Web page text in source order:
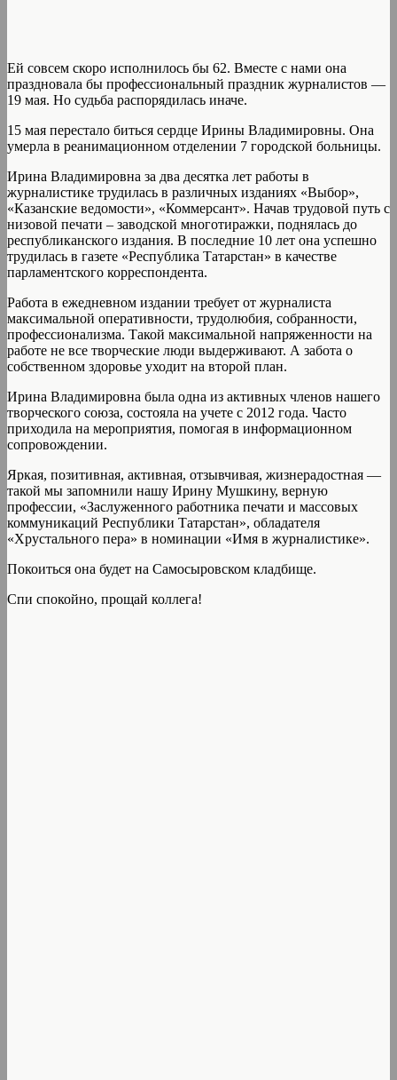
Ей совсем скоро исполнилось бы 62. Вместе с нами она
праздновала бы профессиональный праздник журналистов —
19 мая. Но судьба распорядилась иначе.
15 мая перестало биться сердце Ирины Владимировны. Она
умерла в реанимационном отделении 7 городской больницы.
Ирина Владимировна за два десятка лет работы в
журналистике трудилась в различных изданиях «Выбор»,
«Казанские ведомости», «Коммерсант». Начав трудовой путь с
низовой печати – заводской многотиражки, поднялась до
республиканского издания. В последние 10 лет она успешно
трудилась в газете «Республика Татарстан» в качестве
парламентского корреспондента.
Работа в ежедневном издании требует от журналиста
максимальной оперативности, трудолюбия, собранности,
профессионализма. Такой максимальной напряженности на
работе не все творческие люди выдерживают. А забота о
собственном здоровье уходит на второй план.
Ирина Владимировна была одна из активных членов нашего
творческого союза, состояла на учете с 2012 года. Часто
приходила на мероприятия, помогая в информационном
сопровождении.
Яркая, позитивная, активная, отзывчивая, жизнерадостная —
такой мы запомнили нашу Ирину Мушкину, верную
профессии, «Заслуженного работника печати и массовых
коммуникаций Республики Татарстан», обладателя
«Хрустального пера» в номинации «Имя в журналистике».
Покоиться она будет на Самосыровском кладбище.
Спи спокойно, прощай коллега!